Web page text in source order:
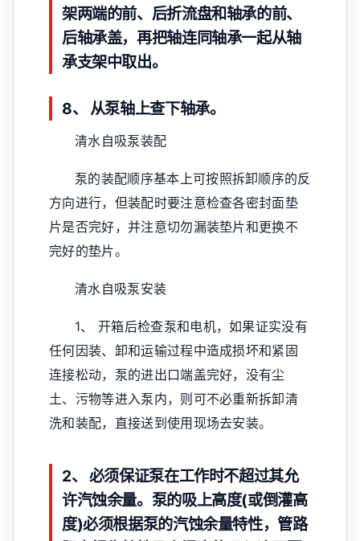
架两端的前、后折流盘和轴承的前、
后轴承盖，再把轴连同轴承一起从轴
承支架中取出。
8、 从泵轴上查下轴承。
清水自吸泵装配
泵的装配顺序基本上可按照拆卸顺序的反
方向进行，但装配时要注意检查各密封面垫
片是否完好，并注意切勿漏装垫片和更换不
完好的垫片。
清水自吸泵安装
1、 开箱后检查泵和电机，如果证实没有
任何因装、卸和运输过程中造成损坏和紧固
连接松动，泵的进出口端盖完好，没有尘
土、污物等进入泵内，则可不必重新拆卸清
洗和装配，直接送到使用现场去安装。
2、 必须保证泵在工作时不超过其允
许汽蚀余量。泵的吸上高度(或倒灌高
度)必须根据泵的汽蚀余量特性，管路